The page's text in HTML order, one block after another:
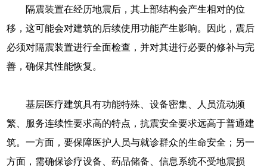
隔震装置在经历地震后，其上部结构会产生相对的位
移，这可能会对建筑的后续使用功能产生影响。因此，震后
必须对隔震装置进行全面检查，并对其进行必要的修补与完
善，确保其性能恢复。
基层医疗建筑具有功能特殊、设备密集、人员流动频
繁、服务连续性要求高的特点，抗震安全要求远高于普通建
筑。一方面，要保障医护人员与就诊群众的生命安全；另一
方面，需确保诊疗设备、药品储备、信息系统不受地震损